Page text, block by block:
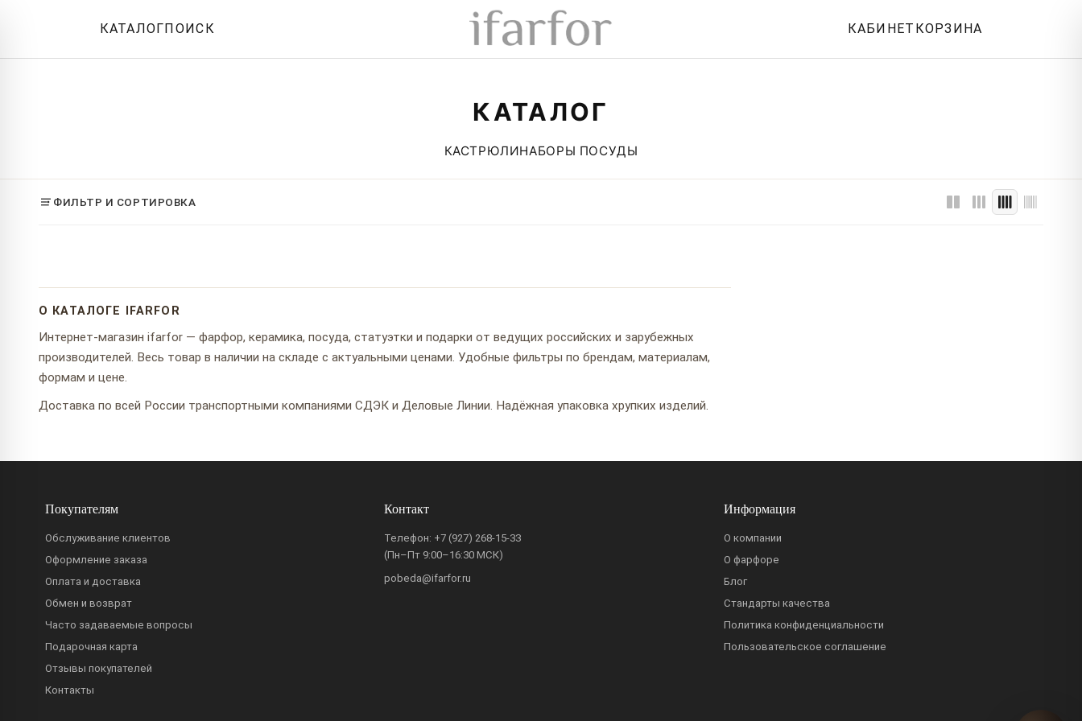
КАТАЛОГПОИСК КАБИНЕТ КОРЗИНА
КАТАЛОГ
КАСТРЮЛИНАБОРЫ ПОСУДЫ
ФИЛЬТР И СОРТИРОВКА
О КАТАЛОГЕ IFARFOR
Интернет-магазин ifarfor — фарфор, керамика, посуда, статуэтки и подарки от ведущих российских и зарубежных
производителей. Весь товар в наличии на складе с актуальными ценами. Удобные фильтры по брендам, материалам,
формам и цене.
Доставка по всей России транспортными компаниями СДЭК и Деловые Линии. Надёжная упаковка хрупких изделий.
Покупателям
Обслуживание клиентов
Оформление заказа
Оплата и доставка
Обмен и возврат
Часто задаваемые вопросы
Подарочная карта
Отзывы покупателей
Контакты
Контакт
Телефон: +7 (927) 268-15-33
(Пн–Пт 9:00–16:30 МСК)
pobeda@ifarfor.ru
Информация
О компании
О фарфоре
Блог
Стандарты качества
Политика конфиденциальности
Пользовательское соглашение